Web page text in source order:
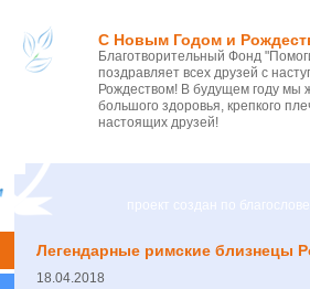
С Новым Годом и
Благотворительный Фонд
поздравляет всех друзей с
Рождеством! В будущем году
большого здоровья, крепкого
настоящих друзей!
проект создан по
Легендарные римские близнецы
18.04.2018